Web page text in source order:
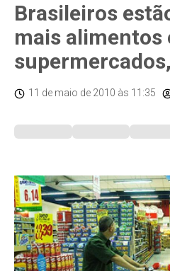
Brasileiros
mais alimentos
11 de maio de 2010 às 11:35